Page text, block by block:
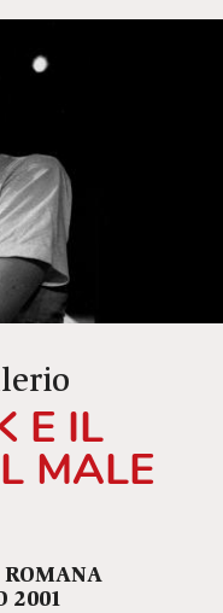
E IL
MALE
ROMANA
2001